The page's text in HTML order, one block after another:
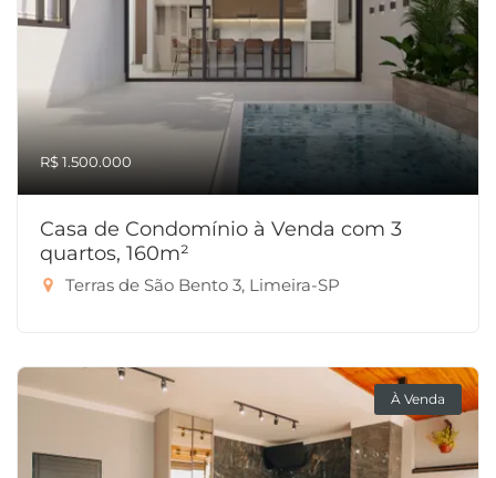
R$ 1.500.000
Casa de Condomínio à Venda com 3
quartos, 160m²
Terras de São Bento 3, Limeira-SP
À Venda